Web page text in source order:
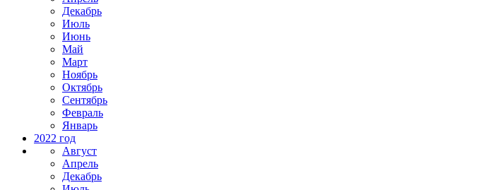
Декабрь
Июль
Июнь
Май
Март
Ноябрь
Октябрь
Сентябрь
Февраль
Январь
2022 год
Август
Апрель
Декабрь